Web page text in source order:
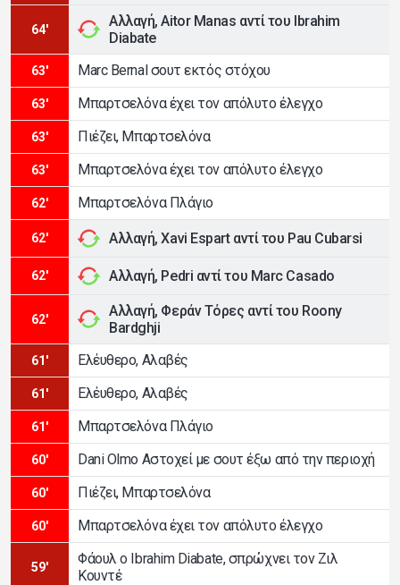
64'
Αλλαγή, Aitor Manas αντί του Ibrahim
Diabate
63' Marc Bernal σουτ εκτός στόχου
63' Μπαρτσελόνα έχει τον απόλυτο έλεγχο
63' Πιέζει, Μπαρτσελόνα
63' Μπαρτσελόνα έχει τον απόλυτο έλεγχο
62' Μπαρτσελόνα Πλάγιο
62' Αλλαγή, Xavi Espart αντί του Pau Cubarsi
62' Αλλαγή, Pedri αντί του Marc Casado
62'
Αλλαγή, Φεράν Τόρες αντί του Roony
Bardghji
61' Ελέυθερο, Αλαβές
61' Ελέυθερο, Αλαβές
61' Μπαρτσελόνα Πλάγιο
60' Dani Olmo Αστοχεί με σουτ έξω από την περιοχή
60' Πιέζει, Μπαρτσελόνα
60' Μπαρτσελόνα έχει τον απόλυτο έλεγχο
59'
Φάουλ ο Ibrahim Diabate, σπρώχνει τον Ζιλ
Κουντέ